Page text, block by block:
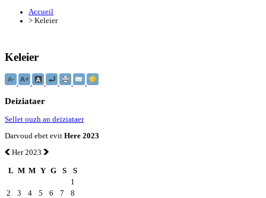
Accueil
> Keleier
Keleier
Deiziataer
Sellet ouzh an deiziataer
Darvoud ebet evit Here 2023
Her 2023
L M M Y G S
S
1
2
3 4 5 6 7
8